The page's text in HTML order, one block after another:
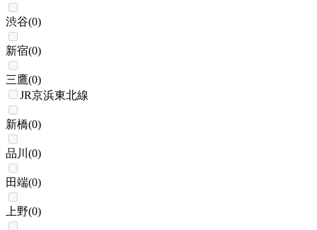
渋谷(0)
新宿(0)
三鷹(0)
JR京浜東北線
新橋(0)
品川 (0)
田端(0)
上野(0)